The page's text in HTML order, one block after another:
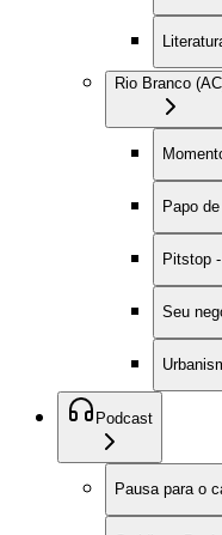
Rio Branco
Papo
Pitstop
Seu
Podcast
Pausa para o